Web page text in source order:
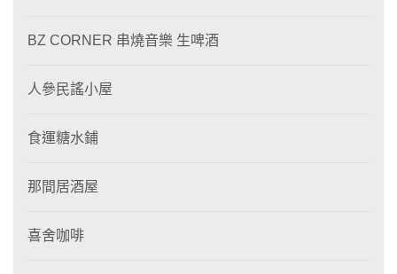
BZ CORNER 串燒音樂 生啤酒
人參民謠小屋
食運糖水鋪
那間居酒屋
喜舍咖啡